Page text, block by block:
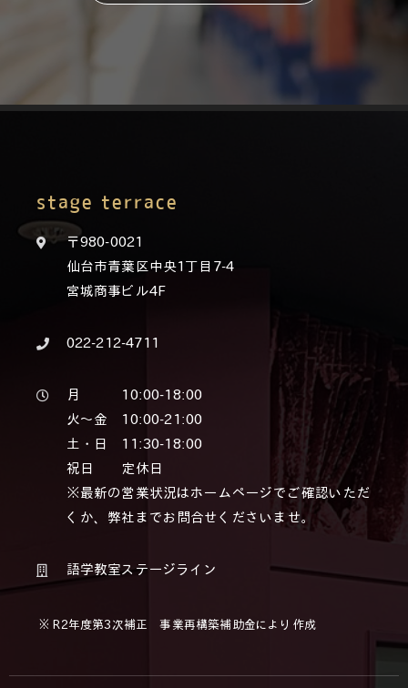
stage terrace
〒980-0021
仙台市青葉区中央1丁目7-4
宮城商事ビル4F
022-212-4711
月 10:00-18:00
火～金 10:00-21:00
土・日 11:30-18:00
祝日 定休日
※最新の営業状況はホームページでご確認いただ
くか、弊社までお問合せくださいませ。
語学教室ステージライン
※ R2年度第3次補正 事業再構築補助金により作成